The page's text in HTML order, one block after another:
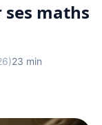
ses maths
23 min